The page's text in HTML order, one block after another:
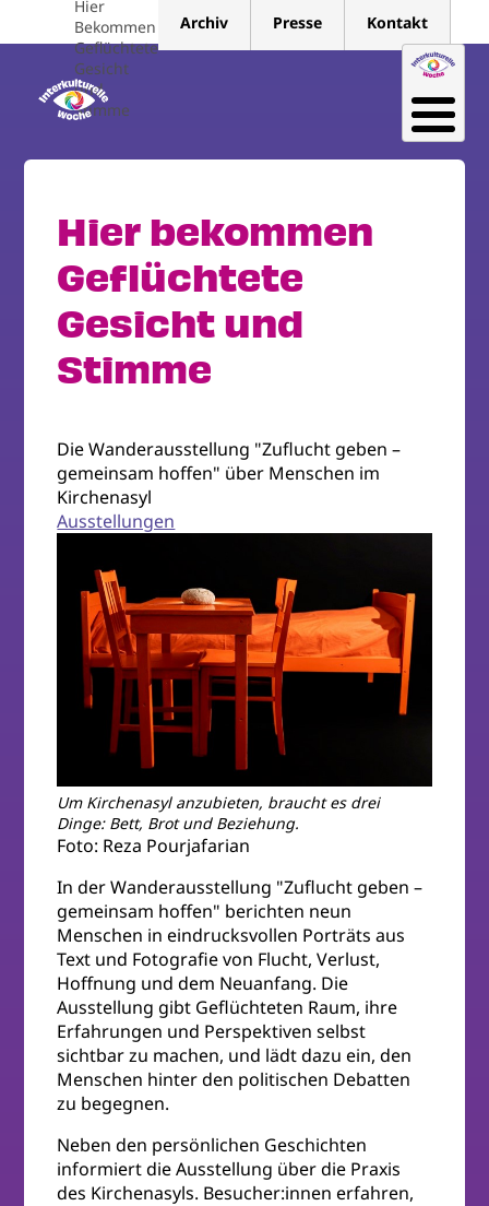
Hier
Bekommen
Geflüchtete
Gesicht
und
Stimme
Archiv Presse Kontakt
Hier bekommen
Geflüchtete
Gesicht und
Stimme
Die Wanderausstellung "Zuflucht geben –
gemeinsam hoffen" über Menschen im
Kirchenasyl
Ausstellungen
Um Kirchenasyl anzubieten, braucht es drei
Dinge: Bett, Brot und Beziehung.
Foto: Reza Pourjafarian
In der Wanderausstellung "Zuflucht geben –
gemeinsam hoffen" berichten neun
Menschen in eindrucksvollen Porträts aus
Text und Fotografie von Flucht, Verlust,
Hoffnung und dem Neuanfang. Die
Ausstellung gibt Geflüchteten Raum, ihre
Erfahrungen und Perspektiven selbst
sichtbar zu machen, und lädt dazu ein, den
Menschen hinter den politischen Debatten
zu begegnen.
Neben den persönlichen Geschichten
informiert die Ausstellung über die Praxis
des Kirchenasyls. Besucher:innen erfahren,